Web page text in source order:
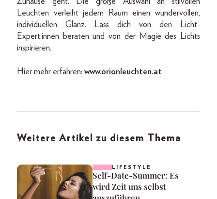
Leuchten verleiht jedem Raum einen wundervollen,
individuellen Glanz. Lass dich von den Licht-
Expert:innen beraten und von der Magie des Lichts
inspirieren.
Hier mehr erfahren: www.orionleuchten.at
Weitere Artikel zu diesem Thema
LIFESTYLE
Self-Date-Summer: Es
wird Zeit uns selbst